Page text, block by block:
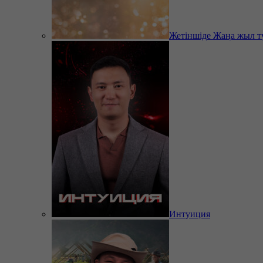
Жетіншіде Жаңа жыл
Интуиция